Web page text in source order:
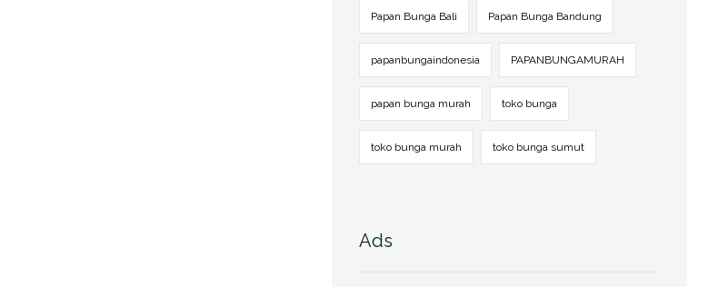
Papan Bunga Bali Papan Bunga Bandung
papanbungaindonesia PAPANBUNGAMURAH
papan bunga murah toko bunga
toko bunga murah toko bunga sumut
Ads